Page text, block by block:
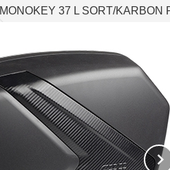
MONOKEY 37 L SORT/KARBON